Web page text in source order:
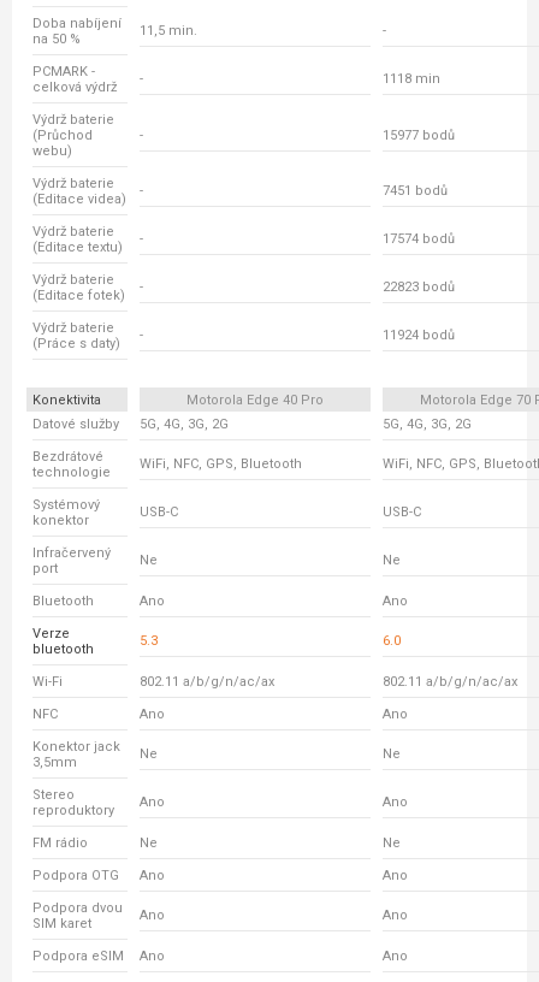
Doba nabíjení
na 50 %
11,5 min. -
PCMARK -
celková výdrž
- 1118 min
Výdrž baterie
(Průchod
webu)
- 15977 bodů
Výdrž baterie
(Editace videa)
- 7451 bodů
Výdrž baterie
(Editace textu)
- 17574 bodů
Výdrž baterie
(Editace fotek)
- 22823 bodů
Výdrž baterie
(Práce s daty)
- 11924 bodů
Konektivita Motorola Edge 40 Pro
Motorola Edge 70
Datové služby
5G, 4G, 3G, 2G 5G, 4G, 3G, 2G
Bezdrátové
technologie
WiFi, NFC, GPS, Bluetooth WiFi, NFC, GPS,
Systémový
konektor
USB-C USB-C
Infračervený
port
Ne Ne
Bluetooth Ano Ano
Verze
bluetooth
5.3 6.0
Wi-Fi 802.11 a/b/g/n/ac/ax 802.11 a/b/g/n/ac/ax
NFC Ano Ano
Konektor jack
3,5mm
Ne Ne
Stereo
reproduktory
Ano Ano
FM rádio Ne Ne
Podpora OTG Ano Ano
Podpora dvou
SIM karet
Ano Ano
Podpora eSIM Ano Ano